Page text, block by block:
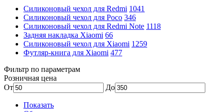
Силиконовый чехол для Redmi 1041
Силиконовый чехол для Poco 346
Силиконовый чехол для Redmi Note 1118
Задняя накладка Xiaomi 66
Силиконовый чехол для Xiaomi 1259
Футляр-книга для Xiaomi 477
Фильтр по параметрам
Розничная цена
От
До
Показать